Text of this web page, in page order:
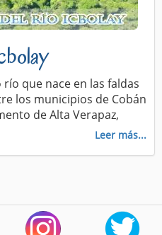
que nace en las faldas
los municipios de Cobán
de Alta Verapaz,
Leer más...